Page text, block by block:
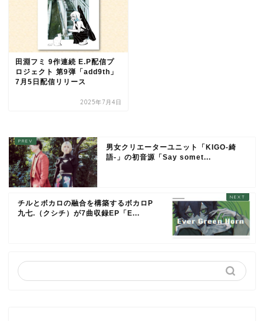
田淵フミ 9作連続 E.P配信プ
ロジェクト 第9弾「add9th」
7月5日配信リリース
2025年7月4日
男女クリエーターユニット「KIGO-綺
語-」の初音源「Say somet...
チルとボカロの融合を構築するボカロP
九七.（クシチ）が7曲収録EP「E...